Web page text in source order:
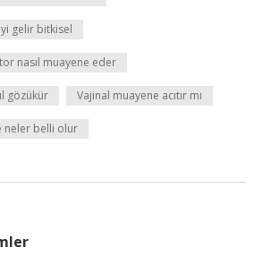
gelir bitkisel
nasıl muayene eder
gözükür Vajinal muayene acıtır mı
neler belli olur